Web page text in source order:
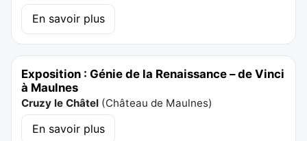
En savoir plus
Exposition : Génie de la Renaissance – de Vinci
à Maulnes
Cruzy le Châtel (Château de Maulnes)
En savoir plus